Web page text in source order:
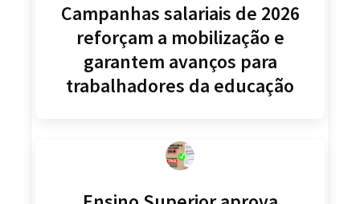
Campanhas salariais de 2026
reforçam a mobilização e
garantem avanços para
trabalhadores da educação